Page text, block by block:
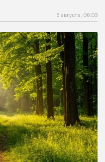
6 августа, 06:03